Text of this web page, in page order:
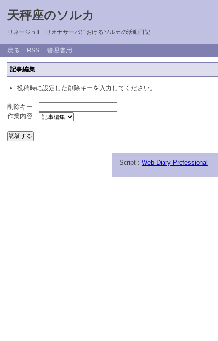
天秤座のソルカ
リネージュII リオナサーバにおけるソルカの活動日記
戻る RSS 管理者用
記事編集
投稿時に設定した削除キーを入力してください。
削除キー
作業内容
Script : Web Diary Professional